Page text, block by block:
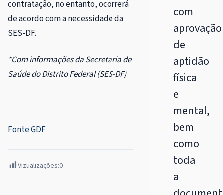
com
aprovação
de
aptidão
física
e
mental,
bem
como
toda
a
contratação, no entanto, ocorrerá
de acordo com a necessidade da
SES-DF.
*Com informações da Secretaria de
Saúde do Distrito Federal (SES-DF)
Fonte GDF
Vizualizações:0